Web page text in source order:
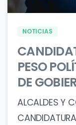
NOTICIAS
PESO
DE
ALCALDES Y